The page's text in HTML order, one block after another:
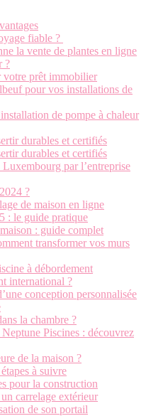
fiable ?
la vente de plantes en ligne
?
votre prêt immobilier
pour vos installations de
de pompe à chaleur
durables et certifiés
durables et certifiés
par l’entreprise
?
de maison en ligne
: le guide pratique
: guide complet
transformer vos murs
à débordement
international ?
conception personnalisée
la chambre ?
Piscines : découvrez
de la maison ?
à suivre
pour la construction
carrelage extérieur
de son portail